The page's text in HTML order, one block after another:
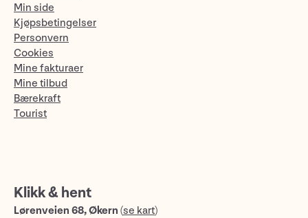
Min side
Kjøpsbetingelser
Personvern
Cookies
Mine fakturaer
Mine tilbud
Bærekraft
Tourist
Klikk & hent
Lørenveien 68, Økern (se kart)